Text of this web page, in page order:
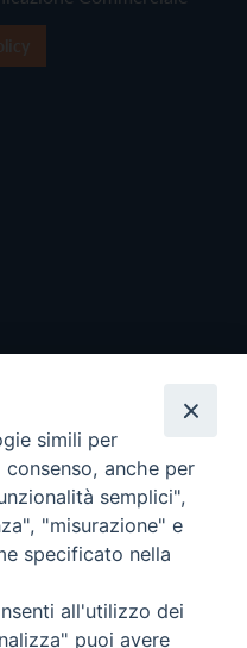
i diritti riservati - Vita
simili per
anche per
semplici",
"misurazione" e
specificato nella
all'utilizzo dei
puoi avere